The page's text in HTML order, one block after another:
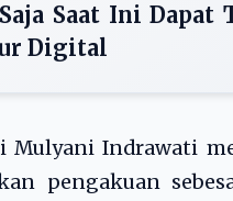
Saat Ini Dapat
Digital
Mulyani Indrawati
pengakuan